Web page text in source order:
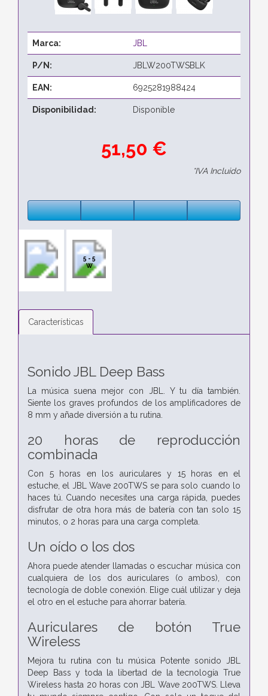
Marca: JBL
P/N: JBLW200TWSBLK
EAN: 6925281988424
Disponibilidad: Disponible
51,50 €
*IVA Incluido
5 - 5
W
Características
Sonido JBL Deep Bass
La música suena mejor con JBL. Y tu día también.
Siente los graves profundos de los amplificadores de
8 mm y añade diversión a tu rutina.
20 horas de reproducción
combinada
Con 5 horas en los auriculares y 15 horas en el
estuche, el JBL Wave 200TWS se para solo cuando lo
haces tú. Cuando necesites una carga rápida, puedes
disfrutar de otra hora más de batería con tan solo 15
minutos, o 2 horas para una carga completa.
Un oído o los dos
Ahora puede atender llamadas o escuchar música con
cualquiera de los dos auriculares (o ambos), con
tecnología de doble conexión. Elige cuál utilizar y deja
el otro en el estuche para ahorrar batería.
Auriculares de botón True
Wireless
Mejora tu rutina con tu música Potente sonido JBL
Deep Bass y toda la libertad de la tecnología True
Wireless hasta 20 horas con JBL Wave 200TWS. Lleva